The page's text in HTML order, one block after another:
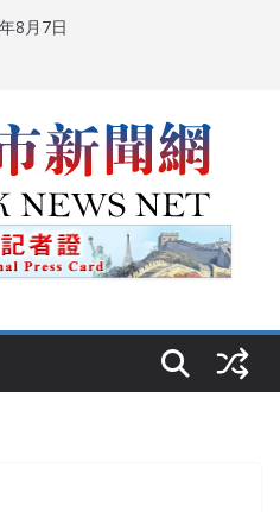
8月7日
美国老教师罗纳德·萨科尔斯基
划 重拳整治长期违规房东
民权” : 出生在美国就是美国
名警界高层住所 涉纽约警察局腐